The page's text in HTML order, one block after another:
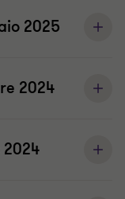
2025
2024